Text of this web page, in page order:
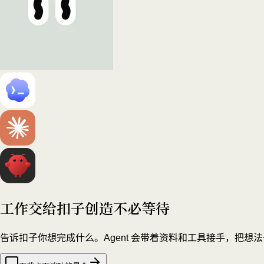
工作交给扣子创造不必等待
告诉扣子你想完成什么。Agent 会带着资料和工具接手，把想法